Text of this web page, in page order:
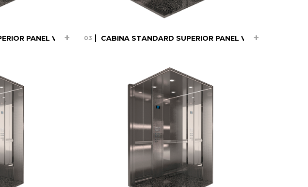
PANEL VERTICAL Copy
03 CABINA STANDARD SUPERIOR PANEL VERTICAL Copy
CABINA STANDARD
SUPERIOR PANEL
VERTICAL Copy Copy